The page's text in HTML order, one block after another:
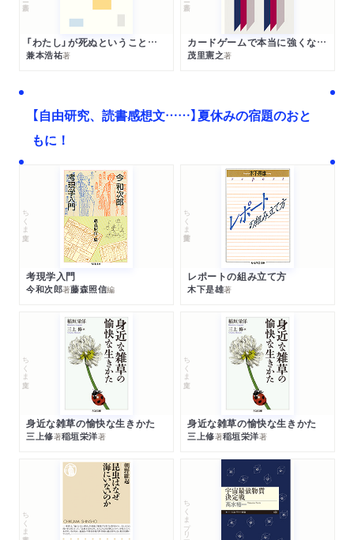
「わたし」が死ぬということの哲学
兼本浩祐著
カードゲームで本当に強くなる考え方
茂里憲之著
【自由研究、読書感想文……】夏休みの宿題のおと
もに！
ちくま文庫
考現学入門
今和次郎著藤森照信編
ちくま学芸文庫
レポートの組み立て方
木下是雄著
ちくま文庫
身近な雑草の愉快な生きかた
三上修著稲垣栄洋著
ちくま文庫
身近な雑草の愉快な生きかた
三上修著稲垣栄洋著
ちくま新書 ちくまプリマー新書